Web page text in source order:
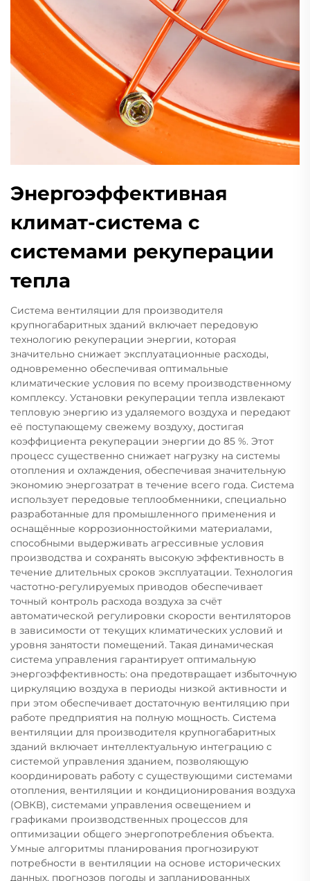
Энергоэффективная
климат-система с
системами рекуперации
тепла
Система вентиляции для производителя
крупногабаритных зданий включает передовую
технологию рекуперации энергии, которая
значительно снижает эксплуатационные расходы,
одновременно обеспечивая оптимальные
климатические условия по всему производственному
комплексу. Установки рекуперации тепла извлекают
тепловую энергию из удаляемого воздуха и передают
её поступающему свежему воздуху, достигая
коэффициента рекуперации энергии до 85 %. Этот
процесс существенно снижает нагрузку на системы
отопления и охлаждения, обеспечивая значительную
экономию энергозатрат в течение всего года. Система
использует передовые теплообменники, специально
разработанные для промышленного применения и
оснащённые коррозионностойкими материалами,
способными выдерживать агрессивные условия
производства и сохранять высокую эффективность в
течение длительных сроков эксплуатации. Технология
частотно-регулируемых приводов обеспечивает
точный контроль расхода воздуха за счёт
автоматической регулировки скорости вентиляторов
в зависимости от текущих климатических условий и
уровня занятости помещений. Такая динамическая
система управления гарантирует оптимальную
энергоэффективность: она предотвращает избыточную
циркуляцию воздуха в периоды низкой активности и
при этом обеспечивает достаточную вентиляцию при
работе предприятия на полную мощность. Система
вентиляции для производителя крупногабаритных
зданий включает интеллектуальную интеграцию с
системой управления зданием, позволяющую
координировать работу с существующими системами
отопления, вентиляции и кондиционирования воздуха
(ОВКВ), системами управления освещением и
графиками производственных процессов для
оптимизации общего энергопотребления объекта.
Умные алгоритмы планирования прогнозируют
потребности в вентиляции на основе исторических
данных, прогнозов погоды и запланированных